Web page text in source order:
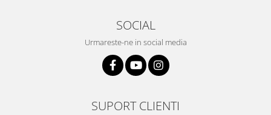
SOCIAL
Urmareste-ne in social media
SUPORT CLIENTI